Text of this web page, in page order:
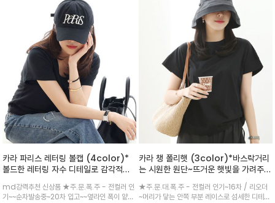
카라 파리스 레터링 볼캡 (4color)*
볼드한 레터링 자수 디테일로 감각적인
포인트를 더한 볼캡
md강력추천 신상품 ★주.문.폭.주 - 전컬러 인
기~~순차발송중~20차 입고~~옆라인 폭이 얕지
카라 챙 폴리햇 (3color)*바스락거리
는 시원한 원단~뜨거운 햇빛을 가려주는
쓰임새가 좋은 깊은 챙 디자인의 폴리햇
★주.문.대.폭.주 - 전컬러 인기~16차 / 리오더
~머리가 닿는 안쪽 부분 레이스로 섬세한 디테일